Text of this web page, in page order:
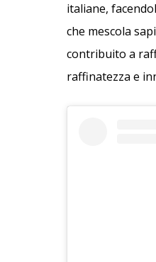
italiane,
che mescola
contribuito a
raffinatezza e